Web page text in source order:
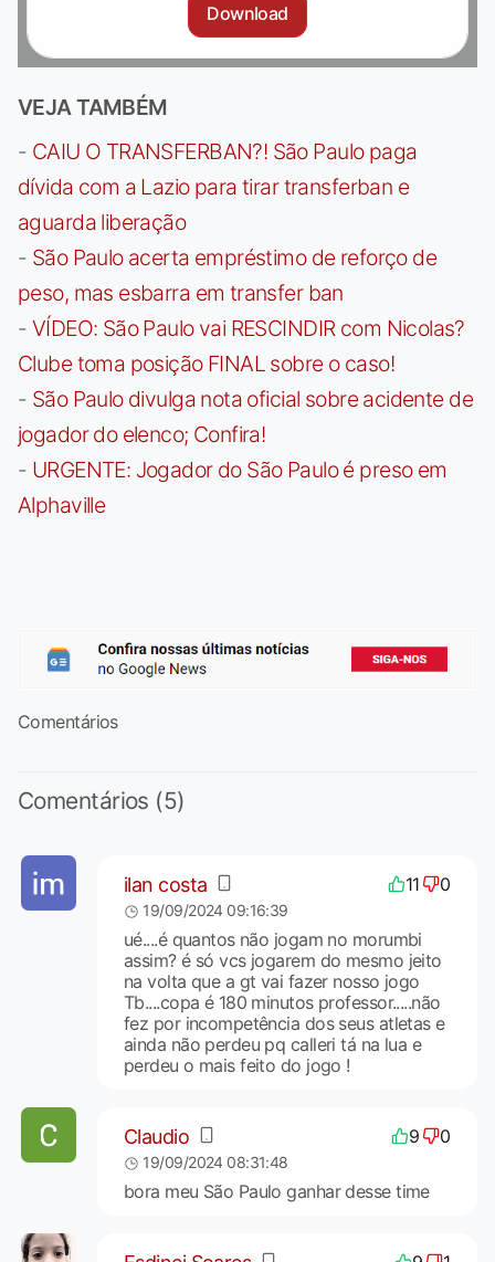
Download
VEJA TAMBÉM
- CAIU O TRANSFERBAN?! São Paulo paga
dívida com a Lazio para tirar transferban e
aguarda liberação
- São Paulo acerta empréstimo de reforço de
peso, mas esbarra em transfer ban
- VÍDEO: São Paulo vai RESCINDIR com Nicolas?
Clube toma posição FINAL sobre o caso!
- São Paulo divulga nota oficial sobre acidente de
jogador do elenco; Confira!
- URGENTE: Jogador do São Paulo é preso em
Alphaville
Comentários
Comentários (5)
ilan costa 11 0
19/09/2024 09:16:39
ué....é quantos não jogam no morumbi
assim? é só vcs jogarem do mesmo jeito
na volta que a gt vai fazer nosso jogo
Tb....copa é 180 minutos professor.....não
fez por incompetência dos seus atletas e
ainda não perdeu pq calleri tá na lua e
perdeu o mais feito do jogo !
Claudio 9 0
19/09/2024 08:31:48
bora meu São Paulo ganhar desse time